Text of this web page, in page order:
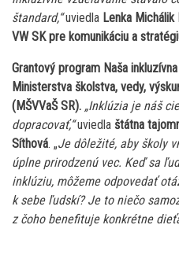
štandard,“uviedla Lenka
VW SK pre komunikáciu a
Grantový program Naša
Ministerstva školstva, vedy,
(MŠVVaŠ SR). „Inklúzia je náš
dopracovať,“uviedla štátna
Síthová. „Je dôležité, aby školy
úplne prirodzenú vec. Keď sa
inklúziu, môžeme odpovedať
k sebe ľudskí? Je to niečo
z čoho benefituje konkrétne